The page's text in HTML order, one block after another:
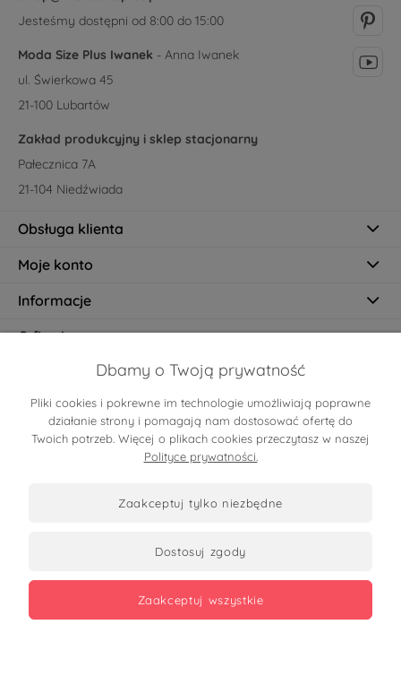
Jesteśmy dostępni od 8:00 do 15:00
Moda Size Plus Iwanek - Anna Iwanek
ul. Świerkowa 45
21-100 Lubartów
Zakład produkcyjny i sklep stacjonarny
Pałecznica 7A
21-104 Niedźwiada
Obsługa klienta
Moje konto
Informacje
O firmie
Certyfikaty
Dbamy o Twoją prywatność
Pliki cookies i pokrewne im technologie umożliwiają poprawne
działanie strony i pomagają nam dostosować ofertę do
Twoich potrzeb. Więcej o plikach cookies przeczytasz w naszej
Polityce prywatności.
zaakceptuj tylko niezbędne
dostosuj zgody
zaakceptuj wszystkie